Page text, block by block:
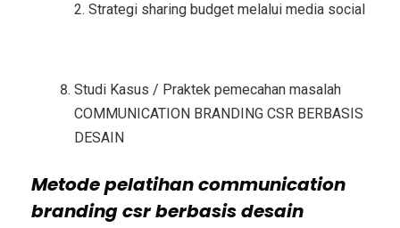
2. Strategi sharing budget melalui media social
Studi Kasus / Praktek pemecahan masalah
COMMUNICATION BRANDING CSR BERBASIS
DESAIN
Metodepelatihan communication
branding csr berbasis desain